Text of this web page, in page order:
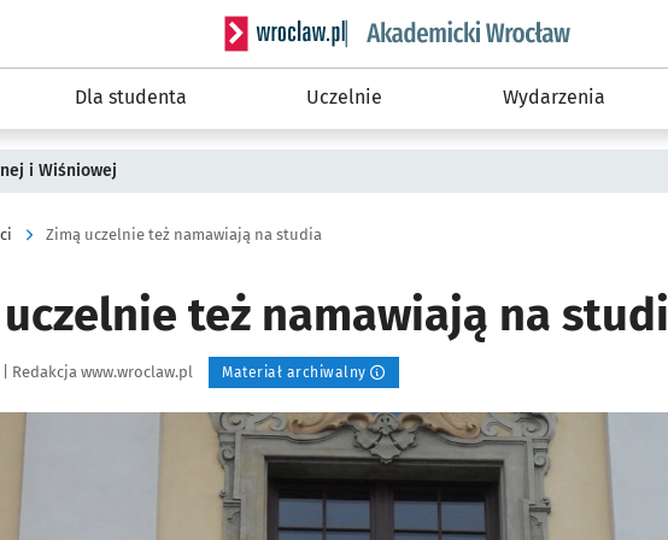
Serwis informacyjny wroclaw.pl podserwis:
Dla studenta Uczelnie Wydarzenia
i Wiśniowej
Zimą uczelnie też namawiają na studia
też namawiają na
Autor:
Redakcja www.wroclaw.pl Materiał archiwalny